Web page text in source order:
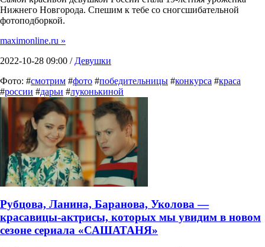
Нижнего Новгорода. Спешим к тебе со сногсшибательной
фотоподборкой.
maximonline.ru »
2022-10-28 09:00 / Девушки
Фото: #смотрим #фото #победительницы #конкурса #краса
#россии #дарьи #луконькиной
Рубцова, Ланина, Баранова, Уколова —
красавицы-актрисы, которых мы увидим в новом
сезоне сериала «САШАТАНЯ»